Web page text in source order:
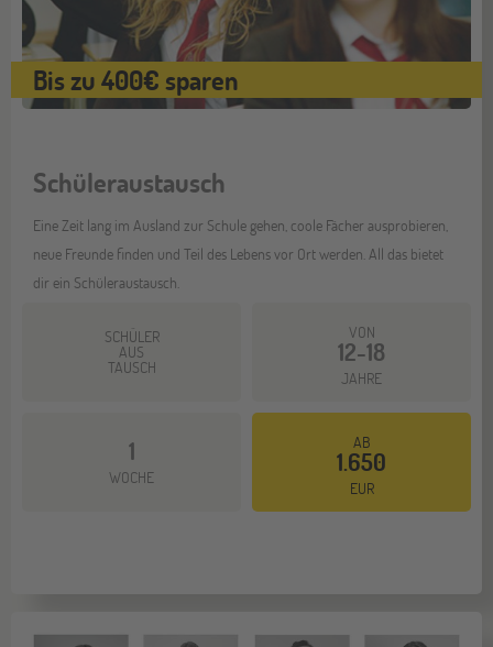
Bis zu 400€ sparen
Schüleraustausch
Eine Zeit lang im Ausland zur Schule gehen, coole Fächer ausprobieren,
neue Freunde finden und Teil des Lebens vor Ort werden. All das bietet
dir ein Schüleraustausch.
SCHÜLER
AUS
TAUSCH
VON
12-18
JAHRE
1
WOCHE
AB
1.650
EUR